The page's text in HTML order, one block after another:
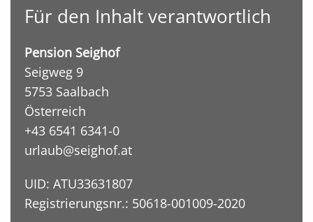
Für den Inhalt verantwortlich
Pension Seighof
Seigweg 9
5753 Saalbach
Österreich
+43 6541 6341-0
urlaub@seighof.at
UID: ATU33631807
Registrierungsnr.: 50618-001009-2020